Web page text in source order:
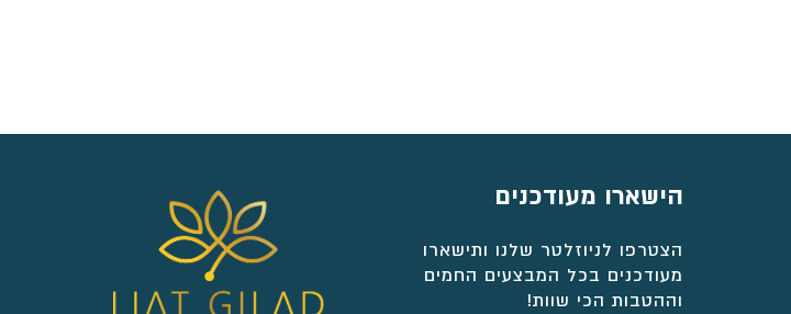
הישארו מעודכנים
הצטרפו לניוזלטר שלנו ותישארו
מעודכנים בכל המבצעים החמים
וההטבות הכי שוות!